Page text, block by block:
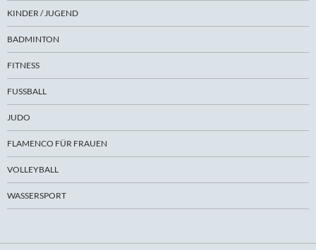
KINDER / JUGEND
BADMINTON
FITNESS
FUSSBALL
JUDO
FLAMENCO FÜR FRAUEN
VOLLEYBALL
WASSERSPORT